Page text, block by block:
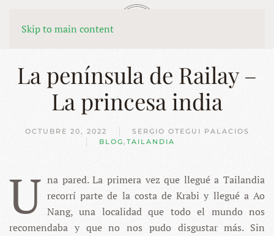
Skip to main content
MENÚ
La península de Railay –
La princesa india
OCTUBRE 20, 2022
SERGIO OTEGUI PALACIOS
BLOG, TAILANDIA
U na pared. La primera vez que llegué a Tailandia
recorrí parte de la costa de Krabi y llegué a Ao
Nang, una localidad que todo el mundo nos
recomendaba y que no nos pudo disgustar más. Sin